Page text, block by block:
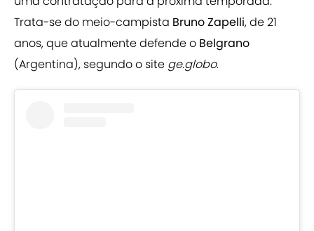
Trata-se do meio-campista Bruno Zapelli, de 21
anos, que atualmente defende o Belgrano
(Argentina), segundo o site ge.globo.